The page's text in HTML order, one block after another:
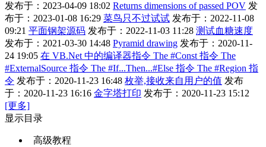
发布于：2023-04-09 18:02 Returns dimensions of passed POV 发
布于：2023-01-08 16:29 菜鸟只不过试试 发布于：2022-11-08
09:21 平面钢架源码 发布于：2022-11-03 11:28 测试血糖速度
发布于：2021-03-30 14:48 Pyramid drawing 发布于：2020-11-
24 19:05 在 VB.Net 中的编译器指令 The #Const 指令 The
#ExternalSource 指令 The #If...Then...#Else 指令 The #Region 指
令 发布于：2020-11-23 16:48 枚举,接收来自用户的值 发布
于：2020-11-23 16:16 金字塔打印 发布于：2020-11-23 15:12
[更多]
显示目录
高级教程